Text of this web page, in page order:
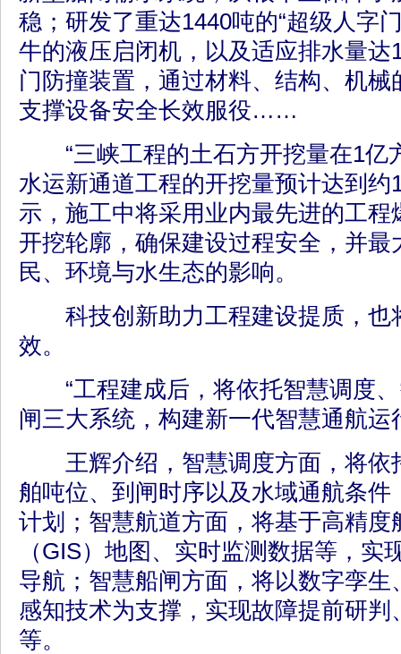
稳；研发了重达1440吨的“超级人字
牛的液压启闭机，以及适应排水量达
门防撞装置，通过材料、结构、机
支撑设备安全长效服役……
“三峡工程的土石方开挖量在1亿
水运新通道工程的开挖量预计达到约
示，施工中将采用业内最先进的工程
开挖轮廓，确保建设过程安全，并
民、环境与水生态的影响。
科技创新助力工程建设提质，也
效。
“工程建成后，将依托智慧调度、
闸三大系统，构建新一代智慧通航运
王辉介绍，智慧调度方面，将依
舶吨位、到闸时序以及水域通航条
计划；智慧航道方面，将基于高精度
（GIS）地图、实时监测数据等，实
导航；智慧船闸方面，将以数字孪
感知技术为支撑，实现故障提前研判
等。